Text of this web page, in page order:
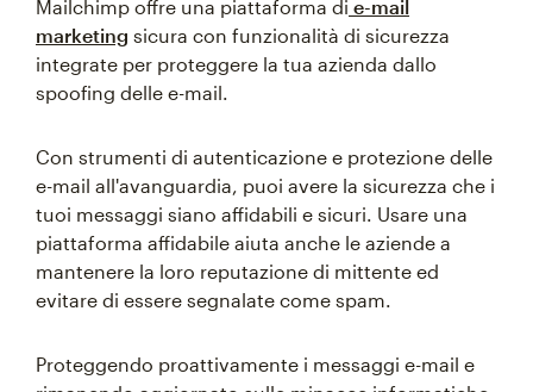
Mailchimp offre una piattaforma di e-mail
marketing sicura con funzionalità di sicurezza
integrate per proteggere la tua azienda dallo
spoofing delle e-mail.
Con strumenti di autenticazione e protezione delle
e-mail all'avanguardia, puoi avere la sicurezza che i
tuoi messaggi siano affidabili e sicuri. Usare una
piattaforma affidabile aiuta anche le aziende a
mantenere la loro reputazione di mittente ed
evitare di essere segnalate come spam.
Proteggendo proattivamente i messaggi e-mail e